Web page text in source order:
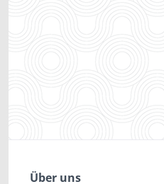
Über uns